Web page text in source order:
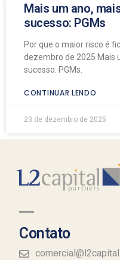
Mais um ano,
sucesso: PGMs
Por que o maior risco é
dezembro de 2025 Mais
sucesso: PGMs.
CONTINUAR LENDO
23 de dezembro de 2025
Contato